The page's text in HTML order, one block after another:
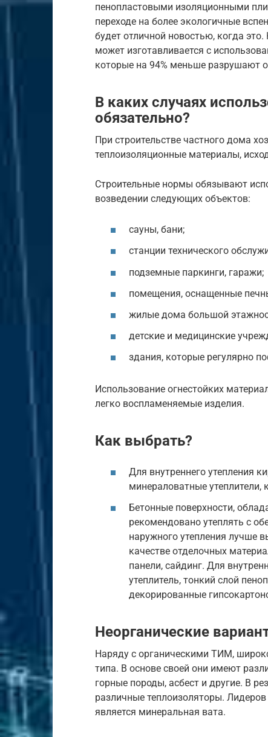
пенопластовыми изоляционными
переходе на более экологичные
будет отличной новостью, когда
может изготавливается с
которые на 94% меньше разрушают
В каких случаях
обязательно?
При строительстве частного дома
теплоизоляционные материалы,
Строительные нормы обязывают
возведении следующих объектов:
сауны, бани;
станции технического
подземные паркинги, гаражи;
помещения, оснащенные
жилые дома большой
детские и медицинские
здания, которые регулярно
Использование огнестойких
легко воспламеняемые изделия.
Как выбрать?
Для внутреннего утепления
минераловатные
Бетонные поверхности,
рекомендовано утеплять с
наружного утепления лучше
качестве отделочных
панели, сайдинг. Для
утеплитель, тонкий слой
декорированные
Неорганические
Наряду с органическими ТИМ,
типа. В основе своей они имеют
горные породы, асбест и другие. В
различные теплоизоляторы. Лидеров
является минеральная вата.